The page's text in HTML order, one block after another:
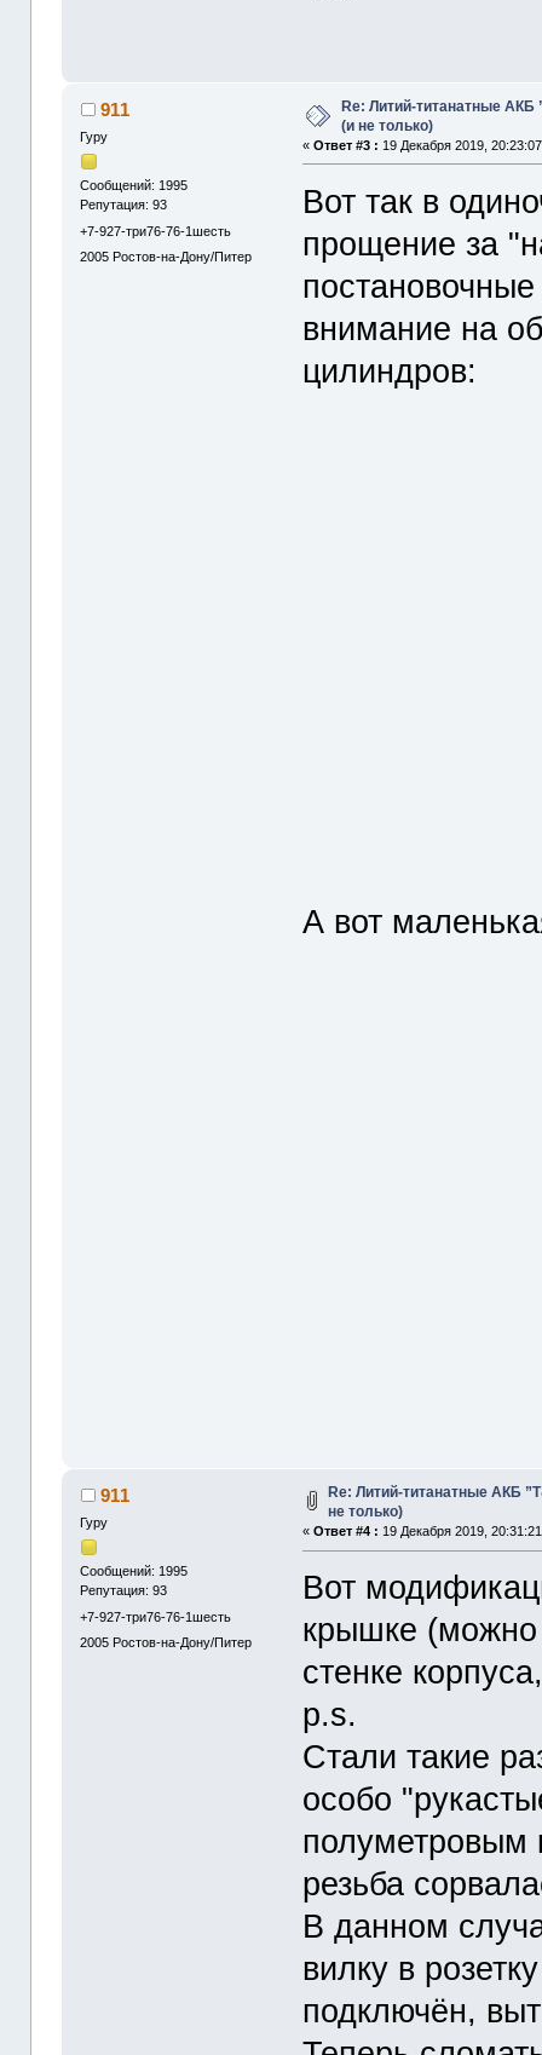
911
Гуру
Сообщений: 1995
Репутация: 93
+7-927-три76-76-1шесть
2005 Ростов-на-Дону/Питер
Re: Литий-титанатные
(и не только)
«Ответ #3 : 19 Декабря 2019,
Вот так в
прощение за
внимание на
цилиндров:
А вот
911
Гуру
Сообщений: 1995
Репутация: 93
+7-927-три76-76-1шесть
2005 Ростов-на-Дону/Питер
Re: Литий-титанатные АКБ
не только)
«Ответ #4 : 19 Декабря 2019,
Вот
крышке (можно
стенке
p.s.
Стали такие
особо
полуметровым
резьба
В данном
вилку в
подключён,